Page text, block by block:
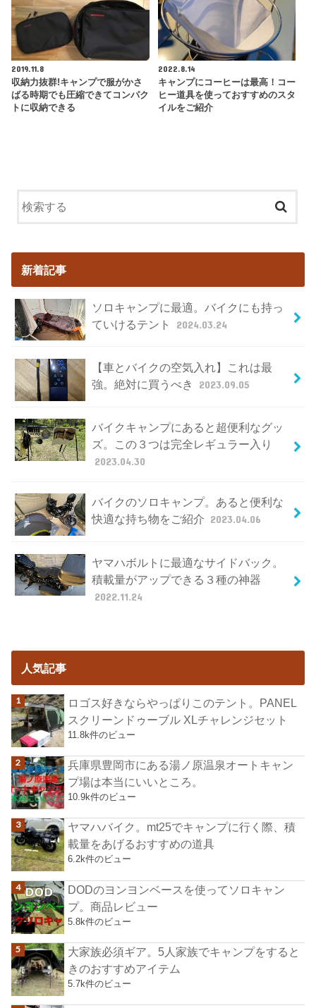
2019.11.8
収納力抜群!キャンプで服がかさ
ばる時期でも圧縮できてコンパク
トに収納できる
2022.8.14
キャンプにコーヒーは最高！コー
ヒー道具を使っておすすめのスタ
イルをご紹介
新着記事
ソロキャンプに最適。バイクにも持っ
ていけるテント
2024.03.24
【車とバイクの空気入れ】これは最
強。絶対に買うべき
2023.09.05
バイクキャンプにあると超便利なグッ
ズ。この３つは完全レギュラー入り
2023.04.30
バイクのソロキャンプ。あると便利な
快適な持ち物をご紹介 2023.04.06
ヤマハボルトに最適なサイドバック。
積載量がアップできる３種の神器
2022.11.24
人気記事
ロゴス好きならやっぱりこのテント。PANEL
スクリーンドゥーブル XLチャレンジセット
11.8k件のビュー
兵庫県豊岡市にある湯ノ原温泉オートキャン
プ場は本当にいいところ。
10.9k件のビュー
ヤマハバイク。mt25でキャンプに行く際、積
載量をあげるおすすめの道具
6.2k件のビュー
DODのヨンヨンベースを使ってソロキャン
プ。商品レビュー
5.8k件のビュー
大家族必須ギア。5人家族でキャンプをすると
きのおすすめアイテム
5.7k件のビュー